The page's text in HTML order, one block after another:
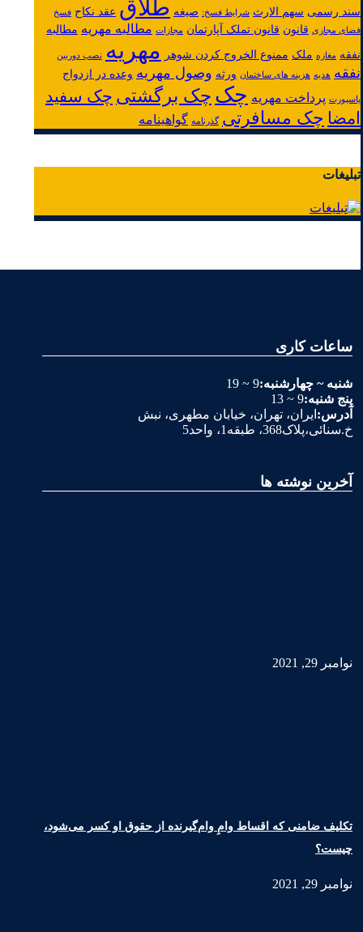
سند رسمی سهم الارث شرایط فسخ: صیغه طلاق عقد نکاح فسخ
فضای مجازی قانون قانون تملک آپارتمان مجازات مطالبه مهریه مطالبه
نفقه مغازه ملک ممنوع الخروج کردن شوهر مهریه نصب دوربین
نفقه هدیه هزینه های ساختمان ورثه وصول مهریه وعده در ازدواج
پاسپورت پرداخت مهریه چک چک برگشتی چک سفید
امضا چک مسافرتی گذرنامه گواهینامه
تبلیغات
ساعات کاری
شنبه ~ چهارشنبه:9 ~ 19
پنج شنبه:9 ~ 13
آدرس: ایران، تهران، خیابان مطهری، نبش
خ.سنائی،پلاک368، طبقه1، واحد5
آخرین نوشته ها
نوامبر 29, 2021
تکلیف ضامنی که اقساط وامِ وام‌گیرنده از حقوق او کسر می‌شود،
چیست؟
نوامبر 29, 2021